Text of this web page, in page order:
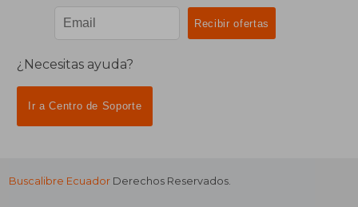
¿Necesitas ayuda?
Ir a Centro de Soporte
Buscalibre Ecuador Derechos Reservados.